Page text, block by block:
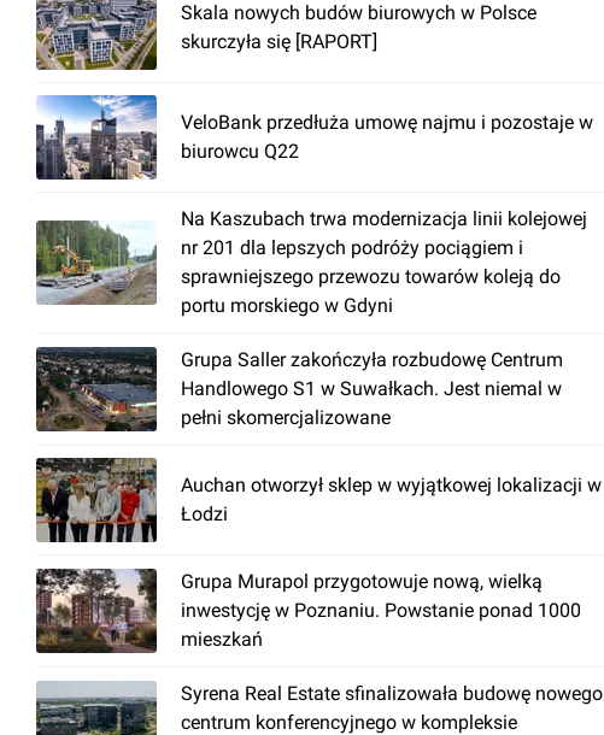
Skala nowych budów biurowych w Polsce
skurczyła się [RAPORT]
VeloBank przedłuża umowę najmu i pozostaje w
biurowcu Q22
Na Kaszubach trwa modernizacja linii kolejowej
nr 201 dla lepszych podróży pociągiem i
sprawniejszego przewozu towarów koleją do
portu morskiego w Gdyni
Grupa Saller zakończyła rozbudowę Centrum
Handlowego S1 w Suwałkach. Jest niemal w
pełni skomercjalizowane
Auchan otworzył sklep w wyjątkowej lokalizacji w
Łodzi
Grupa Murapol przygotowuje nową, wielką
inwestycję w Poznaniu. Powstanie ponad 1000
mieszkań
Syrena Real Estate sfinalizowała budowę nowego
centrum konferencyjnego w kompleksie